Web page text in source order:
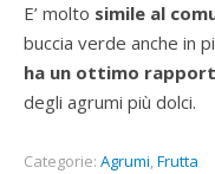
E’ molto simile al
buccia verde anche in
ha un ottimo
degli agrumi più dolci.
Categorie: Agrumi,Frutta